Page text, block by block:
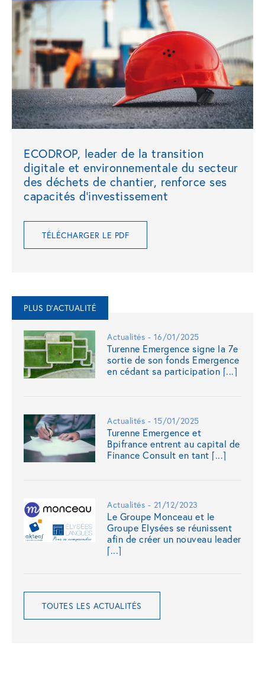
ECODROP, leader de la transition
digitale et environnementale du secteur
des déchets de chantier, renforce ses
capacités d’investissement
TÉLÉCHARGER LE PDF
PLUS D'ACTUALITÉ
Actualités - 16/01/2025
Turenne Emergence signe la 7e
sortie de son fonds Emergence
en cédant sa participation [...]
Actualités - 15/01/2025
Turenne Emergence et
Bpifrance entrent au capital de
Finance Consult en tant [...]
Actualités - 21/12/2023
Le Groupe Monceau et le
Groupe Elysées se réunissent
afin de créer un nouveau leader
[...]
TOUTES LES ACTUALITÉS